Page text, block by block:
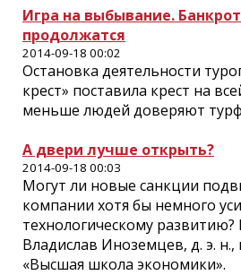
Игра на выбывание.
продолжатся
2014-09-18 00:02
Остановка деятельности
крест» поставила крест на
меньше людей доверяют
А двери лучше открыть?
2014-09-18 00:03
Могут ли новые санкции
компании хотя бы немного
технологическому развитию?
Владислав Иноземцев, д. э.
«Высшая школа экономики».